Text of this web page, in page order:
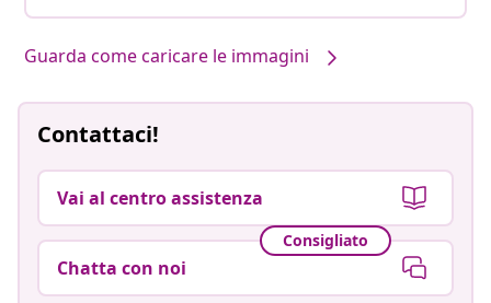
Guarda come caricare le immagini
Contattaci!
Vai al centro assistenza
Consigliato
Chatta con noi